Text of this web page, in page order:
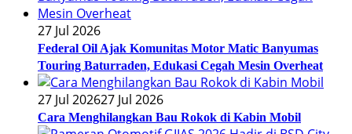
27 Jul 2026
Federal Oil Ajak Komunitas Motor Matic Banyumas
Touring Baturraden, Edukasi Cegah Mesin Overheat
27 Jul 202627 Jul 2026
Cara Menghilangkan Bau Rokok di Kabin Mobil